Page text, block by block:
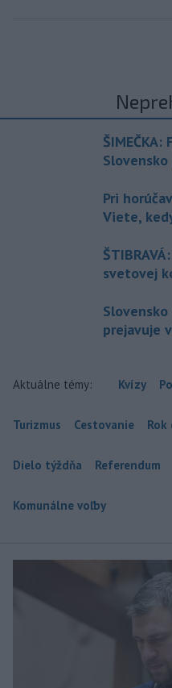
Pri
Viete,
svetovej
prejavuje
Aktuálne témy: Kvízy
Turizmus Cestovanie
Dielo týždňa Referendum
Komunálne voľby